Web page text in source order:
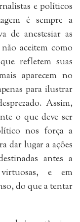
e políticos
é sempre a
de anestesiar as
aceitem como
refletem suas
aparecem no
para ilustrar
Assim,
o que deve ser
nos força a
dar lugar a ações
antes a
e em
do que a tentar